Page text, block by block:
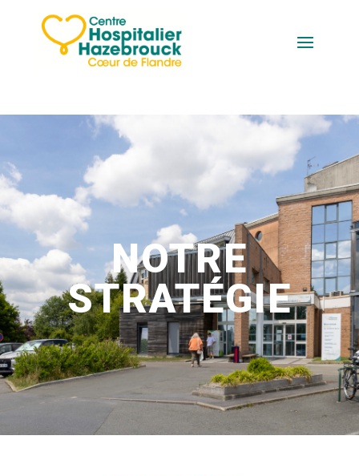
NOTRE
STRATÉGIE